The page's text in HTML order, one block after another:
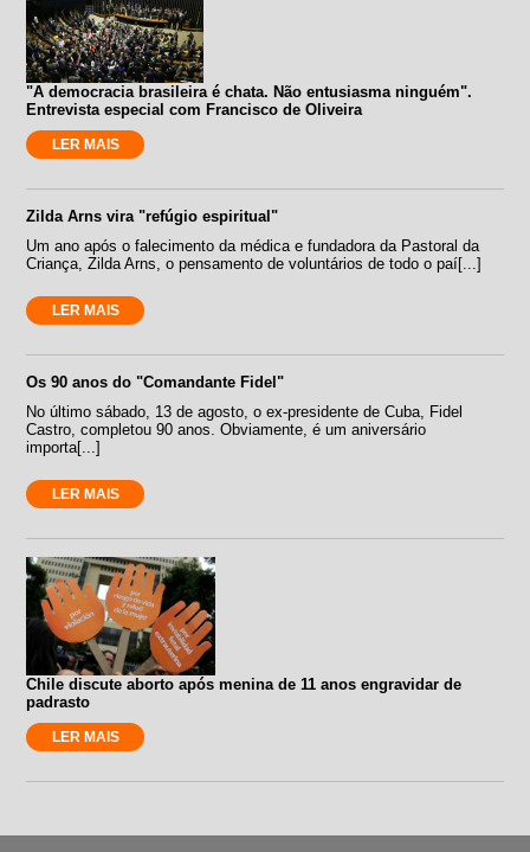
"A democracia brasileira é chata. Não entusiasma ninguém".
Entrevista especial com Francisco de Oliveira
LER MAIS
Zilda Arns vira "refúgio espiritual"
Um ano após o falecimento da médica e fundadora da Pastoral da
Criança, Zilda Arns, o pensamento de voluntários de todo o paí[...]
LER MAIS
Os 90 anos do "Comandante Fidel"
No último sábado, 13 de agosto, o ex-presidente de Cuba, Fidel
Castro, completou 90 anos. Obviamente, é um aniversário
importa[...]
LER MAIS
Chile discute aborto após menina de 11 anos engravidar de
padrasto
LER MAIS